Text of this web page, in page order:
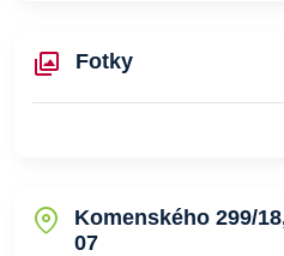
Fotky
Komenského 299/
07